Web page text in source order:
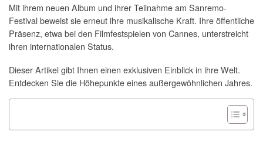
Mit ihrem neuen Album und ihrer Teilnahme am Sanremo-
Festival beweist sie erneut ihre musikalische Kraft. Ihre öffentliche
Präsenz, etwa bei den Filmfestspielen von Cannes, unterstreicht
ihren internationalen Status.
Dieser Artikel gibt Ihnen einen exklusiven Einblick in ihre Welt.
Entdecken Sie die Höhepunkte eines außergewöhnlichen Jahres.